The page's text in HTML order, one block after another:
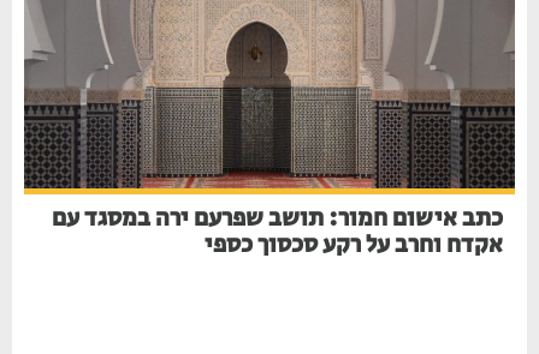
כתב אישום חמור: תושב שפרעם ירה במסגד עם
אקדח וחרב על רקע סכסוך כספי